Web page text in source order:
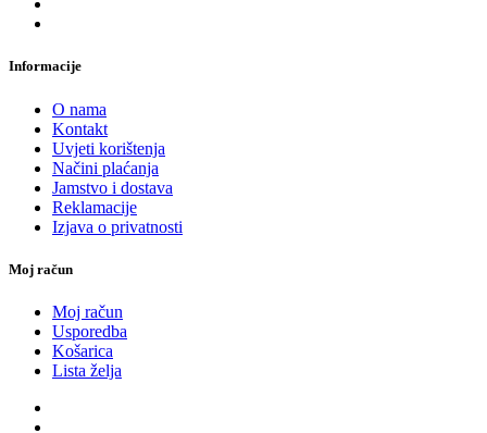
Informacije
O nama
Kontakt
Uvjeti korištenja
Načini plaćanja
Jamstvo i dostava
Reklamacije
Izjava o privatnosti
Moj račun
Moj račun
Usporedba
Košarica
Lista želja